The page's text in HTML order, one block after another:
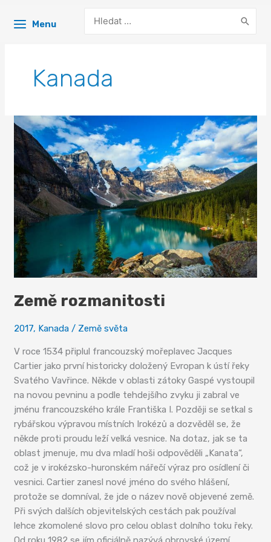
Menu
for:
Kanada
Země rozmanitosti
2017, Kanada / Země světa
V roce 1534 připlul francouzský mořeplavec Jacques
Cartier jako první historicky doložený Evropan k ústí řeky
Svatého Vavřince. Někde v oblasti zátoky Gaspé vystoupil
na novou pevninu a podle tehdejšího zvyku ji zabral ve
jménu francouzského krále Františka I. Později se setkal s
rybářskou výpravou místních Irokézů a dozvěděl se, že
někde proti proudu leží velká vesnice. Na dotaz, jak se ta
oblast jmenuje, mu dva mladí hoši odpověděli „Kanata“,
což je v irokézsko-huronském nářečí výraz pro osídlení či
vesnici. Cartier zanesl nové jméno do svého hlášení,
protože se domníval, že jde o název nově objevené země.
Při svých dalších objevitelských cestách pak používal
lehce zkomolené slovo pro celou oblast dolního toku řeky.